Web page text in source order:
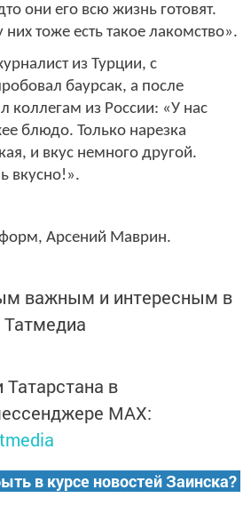
они его всю жизнь готовят.
тоже есть такое лакомство».
из Турции, с
баурсак, а после
коллегам из России: «У нас
блюдо. Только нарезка
и вкус немного другой.
вкусно!».
Арсений Маврин.
важным и интересным в
Татмедиа
Татарстана в
MАХ:
в курсе новостей Заинска?